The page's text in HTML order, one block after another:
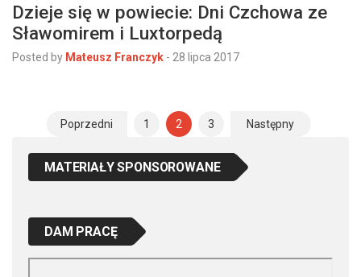
Dzieje się w powiecie: Dni Czchowa ze
Sławomirem i Luxtorpedą
Posted by Mateusz Franczyk - 28 lipca 2017
Poprzedni 1 2 3 Następny
MATERIAŁY SPONSOROWANE
DAM PRACĘ